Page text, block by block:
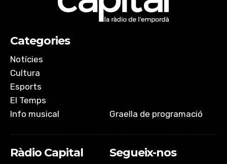
Categories
Notícies
Cultura
Esports
El Temps
Info musical
Graella de programació
Ràdio Capital Segueix-nos